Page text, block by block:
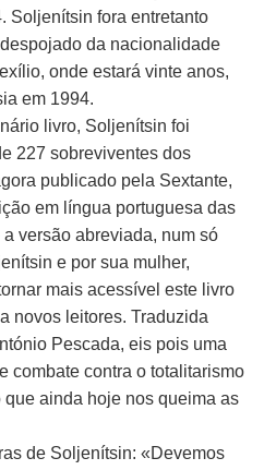
Soljenítsin fora entretanto
da nacionalidade
onde estará vinte anos,
em 1994.
livro, Soljenítsin foi
227 sobreviventes dos
publicado pela Sextante,
em língua portuguesa das
versão abreviada, num só
e por sua mulher,
mais acessível este livro
novos leitores. Traduzida
Pescada, eis pois uma
combate contra o totalitarismo
ainda hoje nos queima as
de Soljenítsin: «Devemos